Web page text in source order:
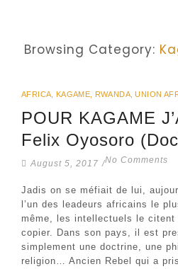
Browsing Category:
AFRICA KAGAME RWANDA UNION
POUR KAGAME
Felix Oyosoro
August 5, 2017 /No Comments
Jadis on se méfiait de lui,
l’un des leadeurs africains le
même, les intellectuels le citent
copier. Dans son pays, il est
simplement une doctrine, une
religion… Ancien Rebel qui a